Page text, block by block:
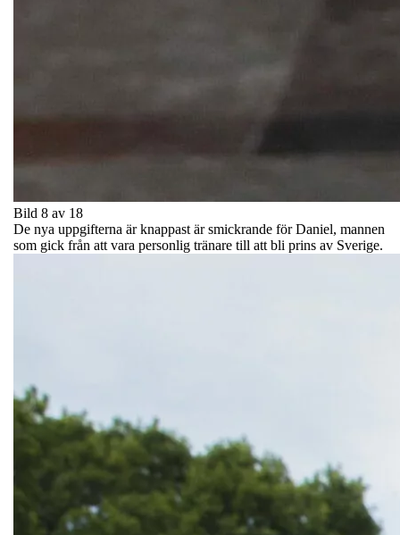
Bild 8 av 18
De nya uppgifterna är knappast är smickrande för Daniel, mannen
som gick från att vara personlig tränare till att bli prins av Sverige.